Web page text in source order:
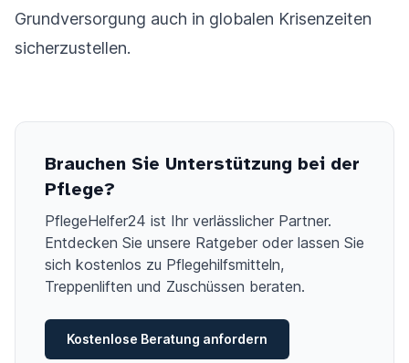
Grundversorgung auch in globalen Krisenzeiten
sicherzustellen.
Brauchen Sie Unterstützung bei der
Pflege?
PflegeHelfer24 ist Ihr verlässlicher Partner.
Entdecken Sie unsere Ratgeber oder lassen Sie
sich kostenlos zu Pflegehilfsmitteln,
Treppenliften und Zuschüssen beraten.
Kostenlose Beratung anfordern